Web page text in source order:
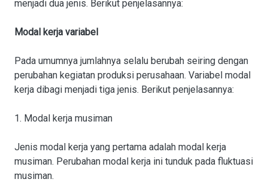
menjadi dua jenis. Berikut penjelasannya:
Modal kerja variabel
Pada umumnya jumlahnya selalu berubah seiring dengan
perubahan kegiatan produksi perusahaan. Variabel modal
kerja dibagi menjadi tiga jenis. Berikut penjelasannya:
1. Modal kerja musiman
Jenis modal kerja yang pertama adalah modal kerja
musiman. Perubahan modal kerja ini tunduk pada fluktuasi
musiman.